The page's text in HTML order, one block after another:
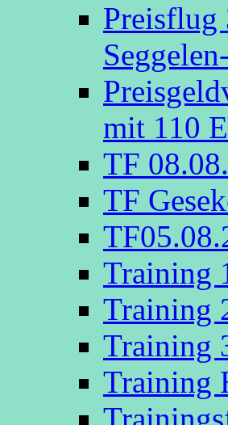
Preisflug
mit 110
TF
TF
Training
Training
Training
Training